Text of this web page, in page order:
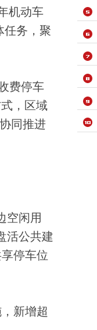
机动车
任务，聚
费停车
，区域
同推进
空闲用
活公共建
停车位
新增超